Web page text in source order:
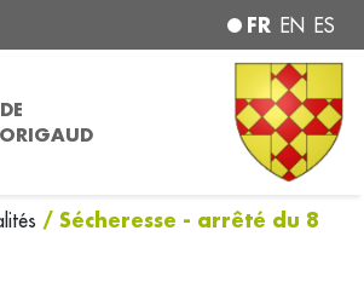
FR EN ES
/ Sécheresse - arrêté du 8